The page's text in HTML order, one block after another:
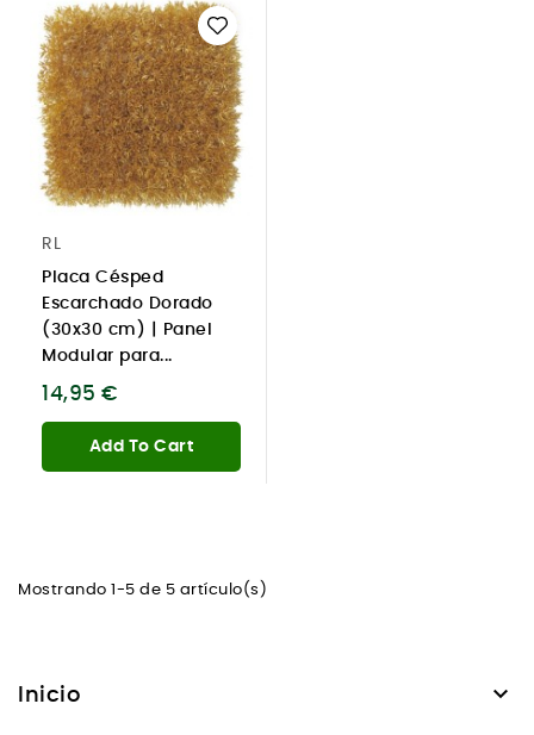
RL
Placa Césped
Escarchado Dorado
(30x30 cm) | Panel
Modular para...
14,95 €
Add To Cart
Mostrando 1-5 de 5 artículo(s)
Inicio 